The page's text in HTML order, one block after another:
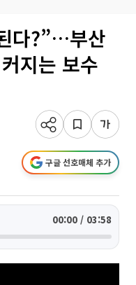
다?”…부산
지는 보수
구글 선호매체 추가
00:00 / 03:58